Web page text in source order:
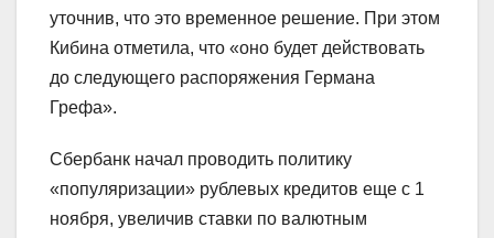
уточнив, что это временное решение. При этом
Кибина отметила, что «оно будет действовать
до следующего распоряжения Германа
Грефа».
Сбербанк начал проводить политику
«популяризации» рублевых кредитов еще с 1
ноября, увеличив ставки по валютным